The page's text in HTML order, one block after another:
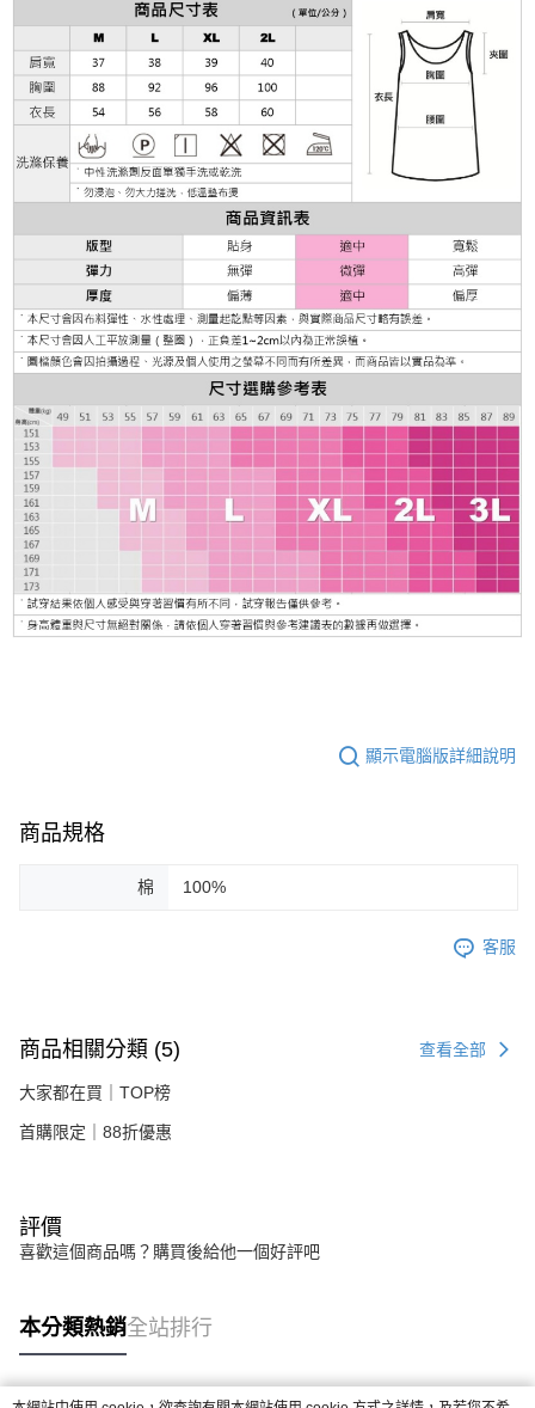
顯示電腦版詳細說明
商品規格
棉 100%
客服
商品相關分類 (5) 查看全部
大家都在買｜TOP榜
首購限定｜88折優惠
評價
喜歡這個商品嗎？購買後給他一個好評吧
本分類熱銷全站排行